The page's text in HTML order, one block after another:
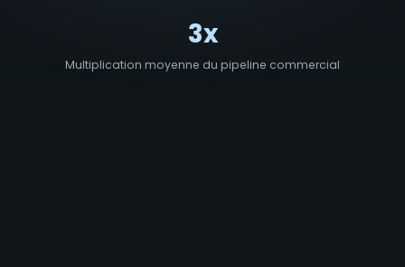
3x
Multiplication moyenne du pipeline commercial